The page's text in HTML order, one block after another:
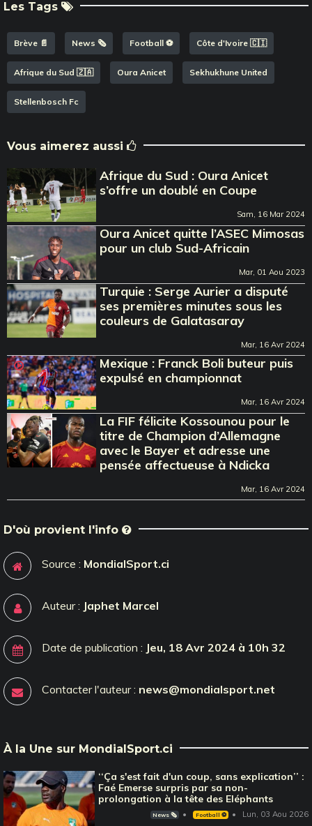
Les Tags
Brève 📄 News 🗞️ Football ⚽️ Côte d'Ivoire 🇨🇮
Afrique du Sud 🇿🇦 Oura Anicet Sekhukhune United
Stellenbosch Fc
Vous aimerez aussi
Afrique du Sud : Oura Anicet
s’offre un doublé en Coupe
Sam, 16 Mar 2024
Oura Anicet quitte l’ASEC Mimosas
pour un club Sud-Africain
Mar, 01 Aou 2023
Turquie : Serge Aurier a disputé
ses premières minutes sous les
couleurs de Galatasaray
Mar, 16 Avr 2024
Mexique : Franck Boli buteur puis
expulsé en championnat
Mar, 16 Avr 2024
La FIF félicite Kossounou pour le
titre de Champion d’Allemagne
avec le Bayer et adresse une
pensée affectueuse à Ndicka
Mar, 16 Avr 2024
D'où provient l'info
Source : MondialSport.ci
Auteur : Japhet Marcel
Date de publication : Jeu, 18 Avr 2024 à 10h 32
Contacter l'auteur : news@mondialsport.net
À la Une sur MondialSport.ci
‘‘Ça s'est fait d'un coup, sans explication’’ :
Faé Emerse surpris par sa non-
prolongation à la tête des Eléphants
News 🗞️ Football ⚽️ Lun, 03 Aou 2026